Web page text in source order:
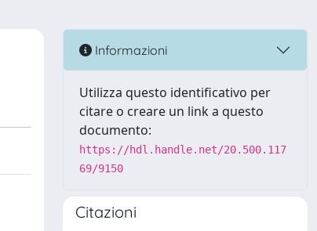
Informazioni
Utilizza questo identificativo per
citare o creare un link a questo
documento:
https://hdl.handle.net/20.500.117
69/9150
Citazioni